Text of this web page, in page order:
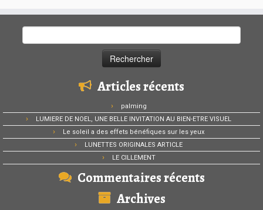
Articles récents
palming
LUMIERE DE NOEL, UNE BELLE INVITATION AU BIEN-ETRE VISUEL
Le soleil a des effets bénéfiques sur les yeux
LUNETTES ORIGINALES ARTICLE
LE CILLEMENT
Commentaires récents
Archives